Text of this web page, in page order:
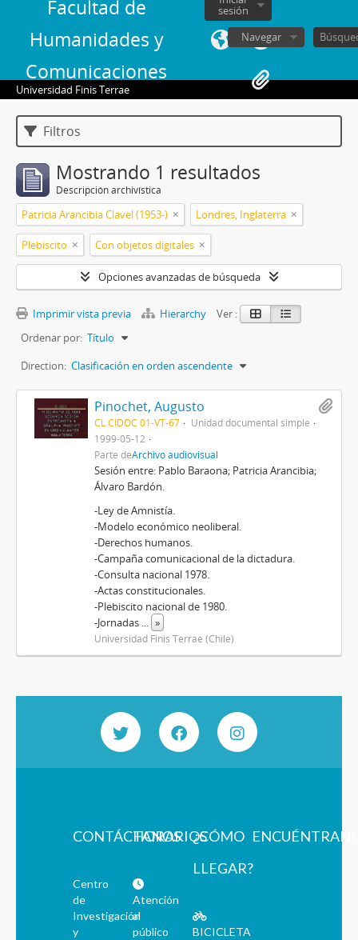
Facultad de
Humanidades y
Comunicaciones
sesión
Navegar
Universidad Finis Terrae
Filtros
Mostrando 1 resultados
Descripción archivística
Patricia Arancibia Clavel (1953-) Londres, Inglaterra
Plebiscito Con objetos digitales
Opciones avanzadas de búsqueda
Imprimir vista previa Hierarchy
Ver :
Ordenar por: Título
Direction: Clasificación en orden ascendente
Pinochet, Augusto
CL CIDOC 01-VT-67
Unidad documental simple
1999-05-12
Parte deArchivo audiovisual
Sesión entre: Pablo Baraona; Patricia Arancibia;
Álvaro Bardón.
-Ley de Amnistía.
-Modelo económico neoliberal.
-Derechos humanos.
-Campaña comunicacional de la dictadura.
-Consulta nacional 1978.
-Actas constitucionales.
-Plebiscito nacional de 1980.
-Jornadas ... »
Universidad Finis Terrae (Chile)
CONTÁCTANOS
Centro
de
Investigación
y
HORARIOS
Atención
al
público
¿CÓMO
LLEGAR?
BICICLETA